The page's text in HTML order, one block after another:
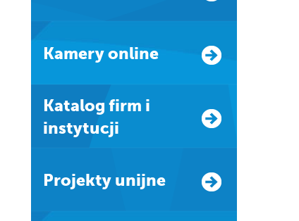
Kamery online
Katalog firm i
instytucji
Projekty unijne